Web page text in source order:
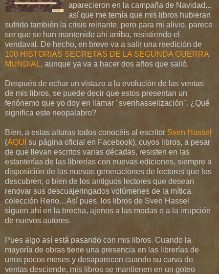
aparecieron en la campaña de Navidad...
así que me temía que mis libros hubieran
sufrido también la crisis reinante, pero para mi alivio, parece
ser que se han mantenido ahí arriba, resistiendo el
vendaval. De hecho, en breve va a salir una reedición de
100 HISTORIAS SECRETAS DE LA SEGUNDA GUERRA
MUNDIAL, aunque ya va a hacer dos años que salió.
Después de echar un vistazo a la evolución de las ventas
de mis libros, se puede decir que estos presentan un
fenónemo que yo doy en llamar "svenhasselización". ¿Qué
significa este neopalabro?
Bien, a estas alturas todos conocéis al escritor Sven Hassel
(AQUÍ su página oficial en Facebook), cuyos libros, a pesar
de que llevan escritos varias décadas, resisten en las
estanterías de las librerías con nuevas ediciones, siempre a
disposición de las nuevas generaciones de lectores que los
descubren, o bien de los antiguos lectores que desean
renovar sus descuajeringados volúmenes de la mítica
colección Reno... Así pues, los libros de Sven Hassel
siguen ahí en la brecha, ajenos a las modas o a la irrupción
de nuevos autores.
Pues algo así está pasando con mis libros. Cuando la
mayoría de obras tiene una presencia en las librerías de
unos pocos meses y desaparecen cuando su curva de
ventas desciende, mis libros se mantienen en un goteo